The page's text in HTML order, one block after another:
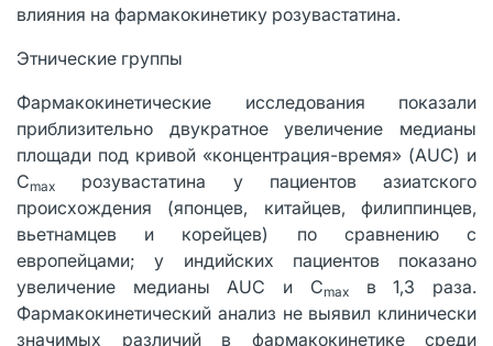
влияния на фармакокинетику розувастатина.
Этнические группы
Фармакокинетические исследования показали
приблизительно двукратное увеличение медианы
площади под кривой «концентрация-время» (AUC) и
Cmax
розувастатина у пациентов азиатского
происхождения (японцев, китайцев, филиппинцев,
вьетнамцев и корейцев) по сравнению с
европейцами; у индийских пациентов показано
увеличение медианы AUC и Cmaxв 1,3 раза.
Фармакокинетический анализ не выявил клинически
значимых различий в фармакокинетике среди